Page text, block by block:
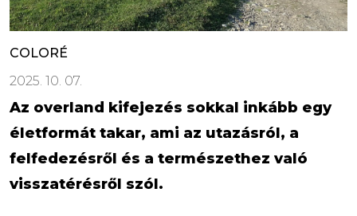
COLORÉ
2025. 10. 07.
Az overland kifejezés sokkal inkább egy
életformát takar, ami az utazásról, a
felfedezésről és a természethez való
visszatérésről szól.